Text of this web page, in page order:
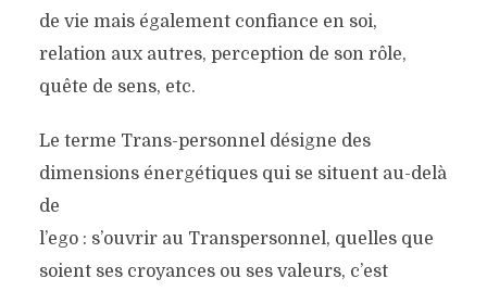
de vie mais également confiance en soi,
relation aux autres, perception de son rôle,
quête de sens, etc.
Le terme Trans-personnel désigne des
dimensions énergétiques qui se situent au-delà
de
l’ego : s’ouvrir au Transpersonnel, quelles que
soient ses croyances ou ses valeurs, c’est